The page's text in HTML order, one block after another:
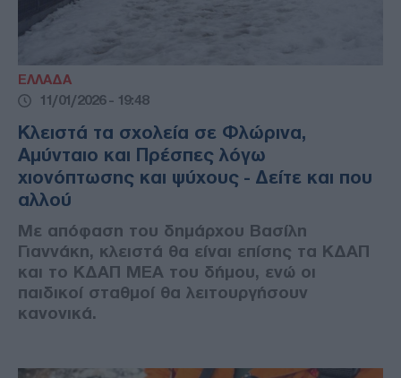
ΕΛΛΑΔΑ
11/01/2026 - 19:48
Κλειστά τα σχολεία σε Φλώρινα,
Αμύνταιο και Πρέσπες λόγω
χιονόπτωσης και ψύχους - Δείτε και που
αλλού
Με απόφαση του δημάρχου Βασίλη
Γιαννάκη, κλειστά θα είναι επίσης τα ΚΔΑΠ
και το ΚΔΑΠ ΜΕΑ του δήμου, ενώ οι
παιδικοί σταθμοί θα λειτουργήσουν
κανονικά.